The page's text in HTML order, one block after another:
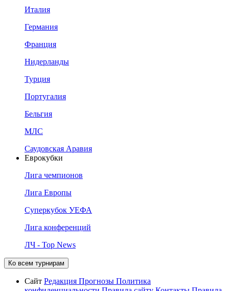
Италия
Германия
Франция
Нидерланды
Турция
Португалия
Бельгия
МЛС
Саудовская Аравия
Еврокубки
Лига чемпионов
Лига Европы
Суперкубок УЕФА
Лига конференций
ЛЧ - Top News
Ко всем турнирам
Сайт Редакция Прогнозы Политика